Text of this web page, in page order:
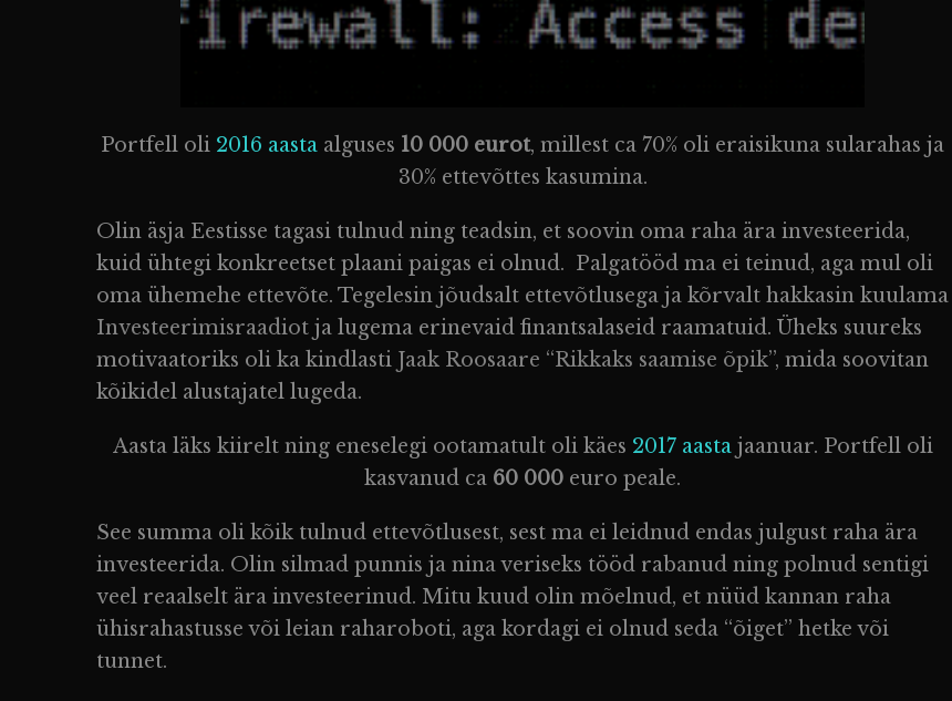
Portfell oli 2016 aasta alguses 10 000 eurot, millest ca 70% oli eraisikuna sularahas ja
30% ettevõttes kasumina.
Olin äsja Eestisse tagasi tulnud ning teadsin, et soovin oma raha ära investeerida,
kuid ühtegi konkreetset plaani paigas ei olnud. Palgatööd ma ei teinud, aga mul oli
oma ühemehe ettevõte. Tegelesin jõudsalt ettevõtlusega ja kõrvalt hakkasin kuulama
Investeerimisraadiot ja lugema erinevaid finantsalaseid raamatuid. Üheks suureks
motivaatoriks oli ka kindlasti Jaak Roosaare “Rikkaks saamise õpik”, mida soovitan
kõikidel alustajatel lugeda.
Aasta läks kiirelt ning eneselegi ootamatult oli käes 2017 aastajaanuar. Portfell oli
kasvanud ca 60 000 euro peale.
See summa oli kõik tulnud ettevõtlusest, sest ma ei leidnud endas julgust raha ära
investeerida. Olin silmad punnis ja nina veriseks tööd rabanud ning polnud sentigi
veel reaalselt ära investeerinud. Mitu kuud olin mõelnud, et nüüd kannan raha
ühisrahastusse või leian raharoboti, aga kordagi ei olnud seda “õiget” hetke või
tunnet.